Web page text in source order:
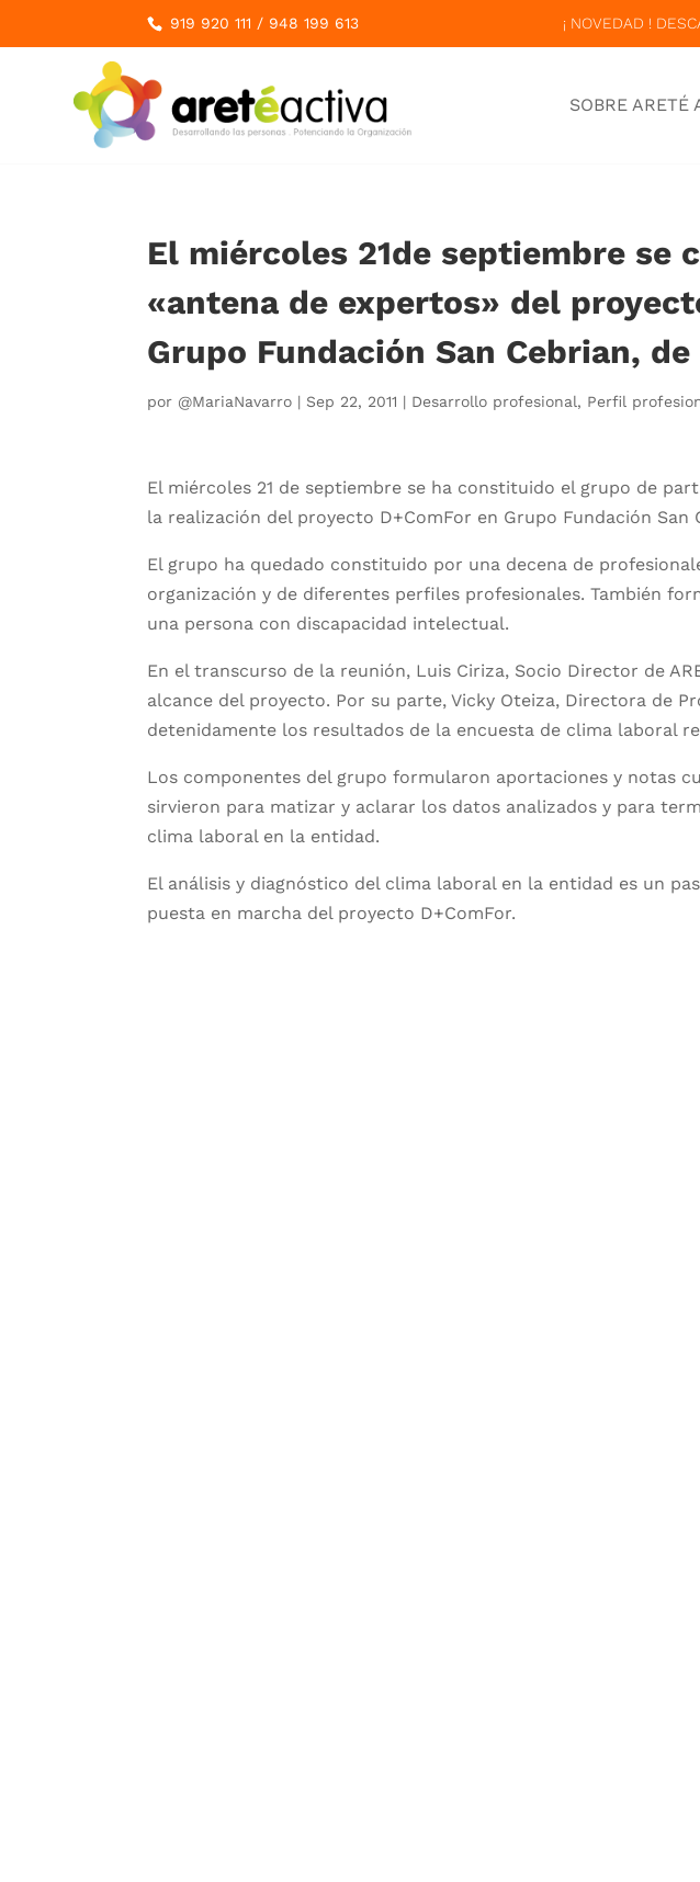
919 920 111 / 948 199 613 ¡ NOVEDAD !
SOBRE ARETÉ
El miércoles 21de septiembre se
«antena de expertos» del
Grupo Fundación San Cebrian,
por @MariaNavarro | Sep 22, 2011 | Desarrollo profesional, Perfil
El miércoles 21 de septiembre se ha constituido el grupo de
la realización del proyecto D+ComFor en Grupo Fundación San
El grupo ha quedado constituido por una decena de
organización y de diferentes perfiles profesionales. También
una persona con discapacidad intelectual.
En el transcurso de la reunión, Luis Ciriza, Socio Director de
alcance del proyecto. Por su parte, Vicky Oteiza, Directora de
detenidamente los resultados de la encuesta de clima laboral
Los componentes del grupo formularon aportaciones y notas
sirvieron para matizar y aclarar los datos analizados y para
clima laboral en la entidad.
El análisis y diagnóstico del clima laboral en la entidad es un
puesta en marcha del proyecto D+ComFor.